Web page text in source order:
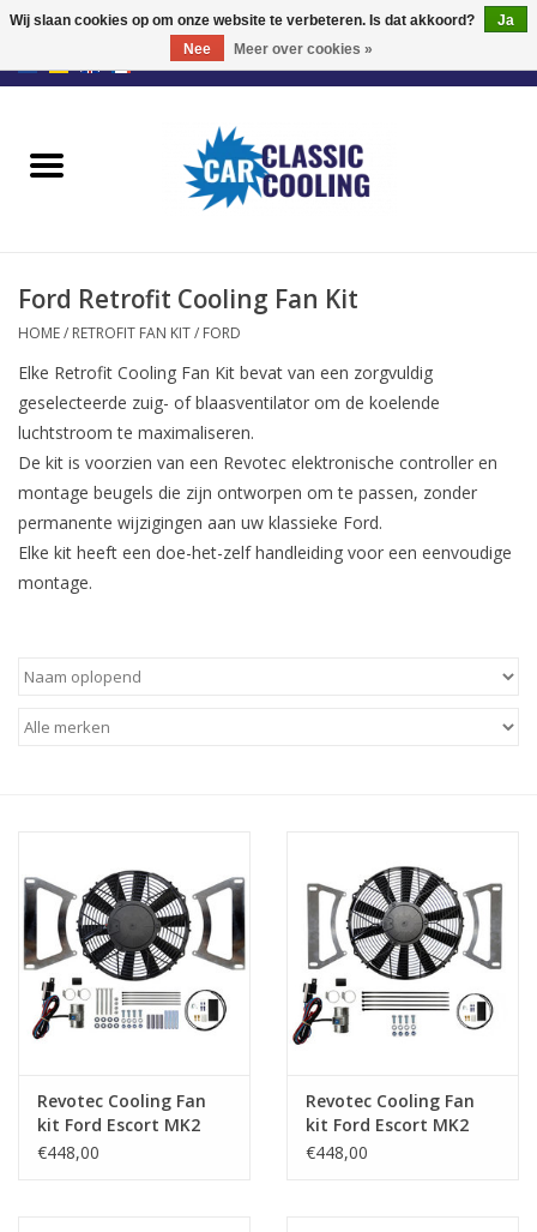
EUR/GBP
Retrofit Fan Kit
Accessoires
Offerte
Ford Retrofit Cooling Fan Kit
HOME/ RETROFIT FAN KIT/ FORD
Elke Retrofit Cooling Fan Kit bevat van een zorgvuldig
geselecteerde zuig- of blaasventilator om de koelende
luchtstroom te maximaliseren.
De kit is voorzien van een Revotec elektronische controller en
montage beugels die zijn ontworpen om te passen, zonder
permanente wijzigingen aan uw klassieke Ford.
Elke kit heeft een doe-het-zelf handleiding voor een eenvoudige
montage.
Revotec Cooling Fan
kit Ford Escort MK2
€448,00
Revotec Cooling Fan
kit Ford Escort MK2
€448,00
Wij slaan cookies op om onze website te verbeteren. Is dat akkoord?
Ja
Nee
Meer over cookies »